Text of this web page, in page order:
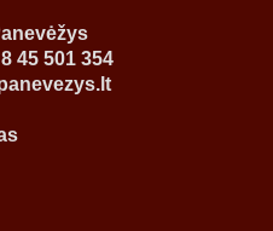
45 501 354